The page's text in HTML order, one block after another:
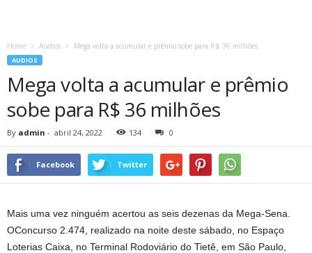
Home Audios Mega volta a acumular e prêmio sobe para R$ 36 milhões
AUDIOS
Mega volta a acumular e prêmio
sobe para R$ 36 milhões
By admin - abril 24, 2022 134 0
Facebook Twitter
Mais uma vez ninguém acertou as seis dezenas da Mega-Sena.
OConcurso 2.474, realizado na noite deste sábado, no Espaço
Loterias Caixa, no Terminal Rodoviário do Tietê, em São Paulo,